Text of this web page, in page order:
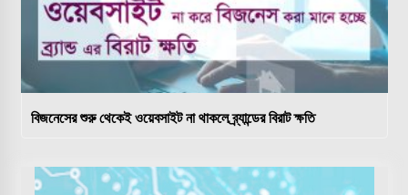
বিজনেসের শুরু থেকেই ওয়েবসাইট না থাকলে ব্র্যান্ডের বিরাট ক্ষতি